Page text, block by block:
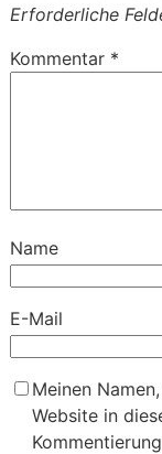
Erforderliche
Kommentar *
Name
E-Mail
Meinen
Website in